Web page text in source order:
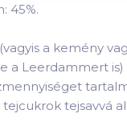
45%.
a kemény
a Leerdammert is)
tejcukrok tejsavvá